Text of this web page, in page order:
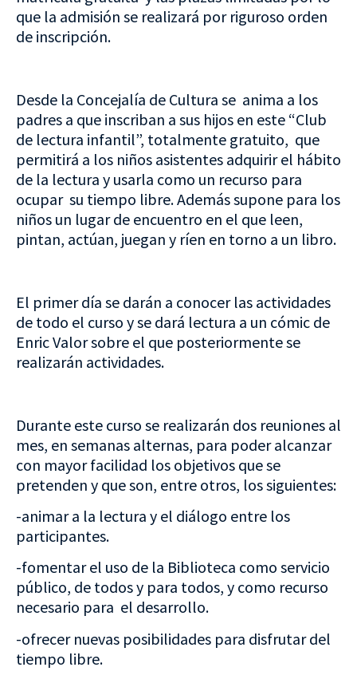
que la admisión se realizará por riguroso orden
de inscripción.
Desde la Concejalía de Cultura se anima a los
padres a que inscriban a sus hijos en este “Club
de lectura infantil”, totalmente gratuito, que
permitirá a los niños asistentes adquirir el hábito
de la lectura y usarla como un recurso para
ocupar su tiempo libre. Además supone para los
niños un lugar de encuentro en el que leen,
pintan, actúan, juegan y ríen en torno a un libro.
El primer día se darán a conocer las actividades
de todo el curso y se dará lectura a un cómic de
Enric Valor sobre el que posteriormente se
realizarán actividades.
Durante este curso se realizarán dos reuniones al
mes, en semanas alternas, para poder alcanzar
con mayor facilidad los objetivos que se
pretenden y que son, entre otros, los siguientes:
-animar a la lectura y el diálogo entre los
participantes.
-fomentar el uso de la Biblioteca como servicio
público, de todos y para todos, y como recurso
necesario para el desarrollo.
-ofrecer nuevas posibilidades para disfrutar del
tiempo libre.